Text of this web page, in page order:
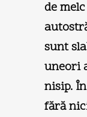
de
sunt
uneori
nisip.
fără